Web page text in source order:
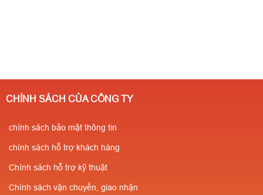
CHÍNH SÁCH CỦA CÔNG TY
chính sách bảo mật thông tin
chính sách hỗ trợ khách hàng
Chính sách hỗ trợ kỹ thuật
Chính sách vận chuyển, giao nhận